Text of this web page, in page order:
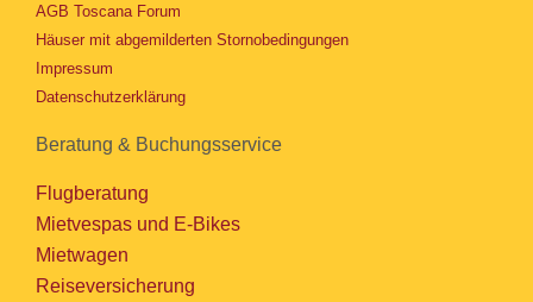
AGB Toscana Forum
Häuser mit abgemilderten Stornobedingungen
Impressum
Datenschutzerklärung
Beratung & Buchungsservice
Flugberatung
Mietvespas und E-Bikes
Mietwagen
Reiseversicherung